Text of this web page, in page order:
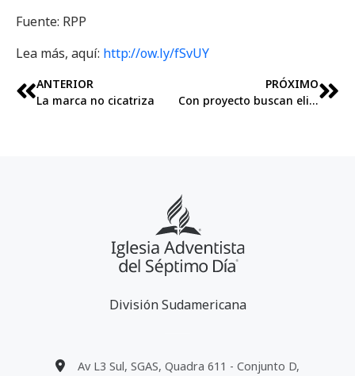
Fuente: RPP
Lea más, aquí: http://ow.ly/fSvUY
ANTERIOR
La marca no cicatriza
PRÓXIMO
Con proyecto buscan eliminar conciliación en casos de violencia familiar
División Sudamericana
Av L3 Sul, SGAS, Quadra 611 - Conjunto D,